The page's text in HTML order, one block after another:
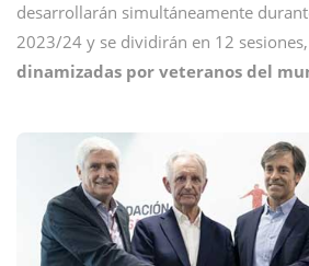
desarrollarán simultáneamente
2023/24 y se dividirán en 12
dinamizadas por veteranos del